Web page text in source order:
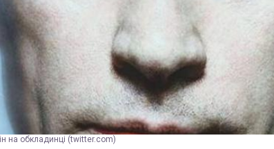
на обкладинці (twitter.com)